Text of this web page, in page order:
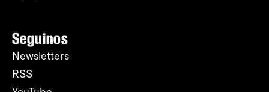
Seguinos
Newsletters
RSS